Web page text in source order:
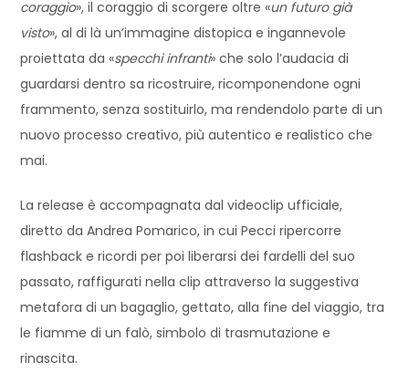
coraggio», il coraggio di scorgere oltre «un futuro già
visto», al di là un’immagine distopica e ingannevole
proiettata da «specchi infranti» che solo l’audacia di
guardarsi dentro sa ricostruire, ricomponendone ogni
frammento, senza sostituirlo, ma rendendolo parte di un
nuovo processo creativo, più autentico e realistico che
mai.
La release è accompagnata dal videoclip ufficiale,
diretto da Andrea Pomarico, in cui Pecci ripercorre
flashback e ricordi per poi liberarsi dei fardelli del suo
passato, raffigurati nella clip attraverso la suggestiva
metafora di un bagaglio, gettato, alla fine del viaggio, tra
le fiamme di un falò, simbolo di trasmutazione e
rinascita.